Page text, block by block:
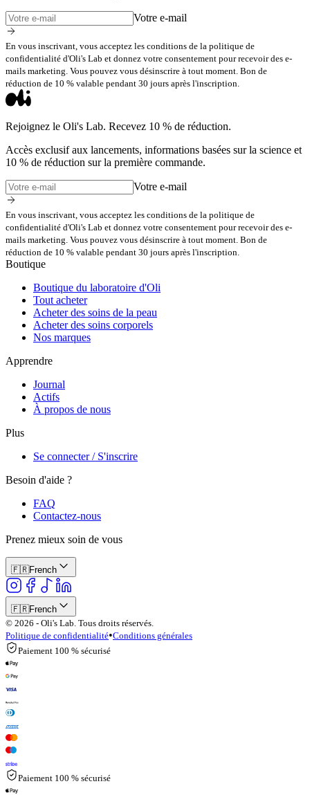
Votre e-mail
En vous inscrivant, vous acceptez les conditions de la politique de
confidentialité d'Oli's Lab et donnez votre consentement pour recevoir des e-
mails marketing. Vous pouvez vous désinscrire à tout moment. Bon de
réduction de 10 % valable pendant 30 jours après l'inscription.
Rejoignez le Oli's Lab. Recevez 10 % de réduction.
Accès exclusif aux lancements, informations basées sur la science et
10 % de réduction sur la première commande.
Votre e-mail
En vous inscrivant, vous acceptez les conditions de la politique de
confidentialité d'Oli's Lab et donnez votre consentement pour recevoir des e-
mails marketing. Vous pouvez vous désinscrire à tout moment. Bon de
réduction de 10 % valable pendant 30 jours après l'inscription.
Boutique
Boutique du laboratoire d'Oli
Tout acheter
Acheter des soins de la peau
Acheter des soins corporels
Nos marques
Apprendre
Journal
Actifs
À propos de nous
Plus
Se connecter / S'inscrire
Besoin d'aide ?
FAQ
Contactez-nous
Prenez mieux soin de vous
🇫🇷French
🇫🇷French
© 2026 - Oli's Lab. Tous droits réservés.
Politique de confidentialité•Conditions générales
Paiement 100 % sécurisé
Paiement 100 % sécurisé